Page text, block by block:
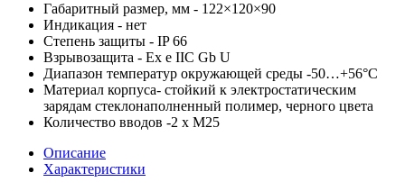
Габаритный размер, мм - 122×120×90
Индикация - нет
Степень защиты - IP 66
Взрывозащита - Ex e IIC Gb U
Диапазон температур окружающей среды -50…+56°C
Материал корпуса- стойкий к электростатическим
зарядам стеклонаполненный полимер, черного цвета
Количество вводов -2 x M25
Описание
Характеристики